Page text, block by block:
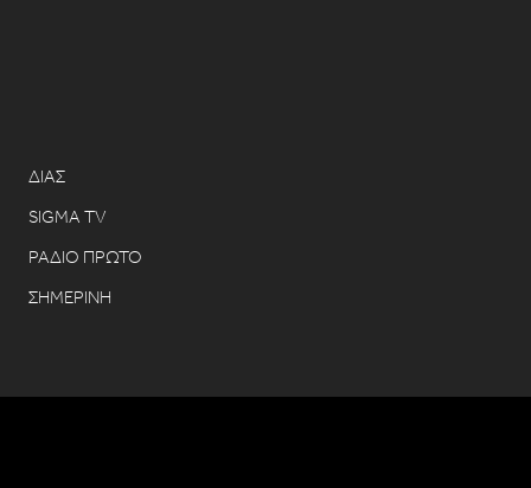
ΔΙΑΣ
SIGMA TV
ΡΑΔΙΟ ΠΡΩΤΟ
ΣΗΜΕΡΙΝΗ